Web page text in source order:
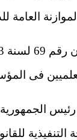
الموازنة العامة
فى